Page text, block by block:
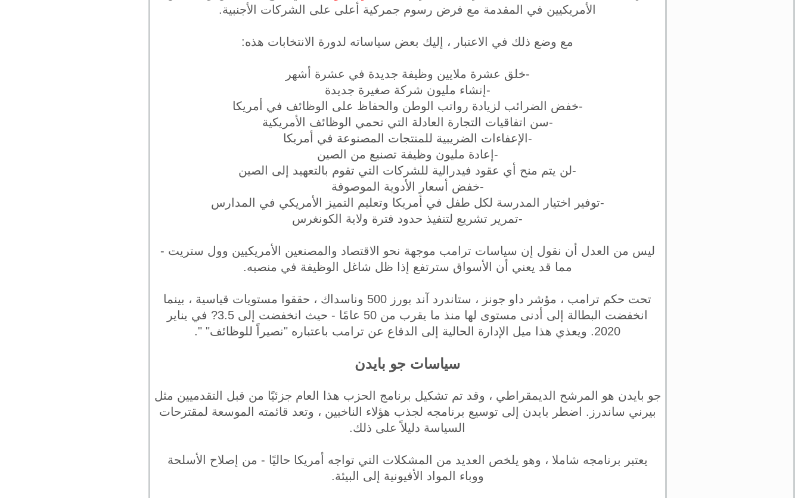
الأمريكيين في المقدمة مع فرض رسوم جمركية أعلى على الشركات الأجنبية.
مع وضع ذلك في الاعتبار ، إليك بعض سياساته لدورة الانتخابات هذه:
-خلق عشرة ملايين وظيفة جديدة في عشرة أشهر
-إنشاء مليون شركة صغيرة جديدة
-خفض الضرائب لزيادة رواتب الوطن والحفاظ على الوظائف في أمريكا
-سن اتفاقيات التجارة العادلة التي تحمي الوظائف الأمريكية
-الإعفاءات الضريبية للمنتجات المصنوعة في أمريكا
-إعادة مليون وظيفة تصنيع من الصين
-لن يتم منح أي عقود فيدرالية للشركات التي تقوم بالتعهيد إلى الصين
-خفض أسعار الأدوية الموصوفة
-توفير اختيار المدرسة لكل طفل في أمريكا وتعليم التميز الأمريكي في المدارس
-تمرير تشريع لتنفيذ حدود فترة ولاية الكونغرس
ليس من العدل أن نقول إن سياسات ترامب موجهة نحو الاقتصاد والمصنعين الأمريكيين وول ستريت -
مما قد يعني أن الأسواق سترتفع إذا ظل شاغل الوظيفة في منصبه.
تحت حكم ترامب ، مؤشر داو جونز ، ستاندرد آند بورز 500 وناسداك ، حققوا مستويات قياسية ، بينما
انخفضت البطالة إلى أدنى مستوى لها منذ ما يقرب من 50 عامًا - حيث انخفضت إلى 3.5? في يناير
2020. ويعذي هذا ميل الإدارة الحالية إلى الدفاع عن ترامب باعتباره "نصيراً للوظائف" ".
سياسات جو بايدن
جو بايدن هو المرشح الديمقراطي ، وقد تم تشكيل برنامج الحزب هذا العام جزئيًا من قبل التقدميين مثل
بيرني ساندرز. اضطر بايدن إلى توسيع برنامجه لجذب هؤلاء الناخبين ، وتعد قائمته الموسعة لمقترحات
السياسة دليلاً على ذلك.
يعتبر برنامجه شاملا ، وهو يلخص العديد من المشكلات التي تواجه أمريكا حاليًا - من إصلاح الأسلحة
ووباء المواد الأفيونية إلى البيئة.